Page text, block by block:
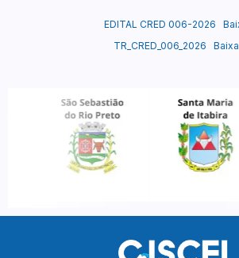
EDITAL CRED 006-2026
TR_CRED_006_2026